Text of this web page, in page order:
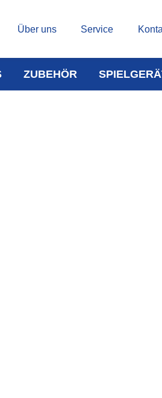
Über uns Service
ZUBEHÖR